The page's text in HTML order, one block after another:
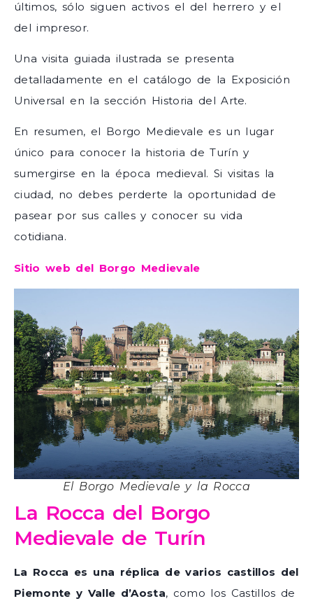
últimos, sólo siguen activos el del herrero y el
del impresor.
Una visita guiada ilustrada se presenta
detalladamente en el catálogo de la Exposición
Universal en la sección Historia del Arte.
En resumen, el Borgo Medievale es un lugar
único para conocer la historia de Turín y
sumergirse en la época medieval. Si visitas la
ciudad, no debes perderte la oportunidad de
pasear por sus calles y conocer su vida
cotidiana.
Sitio web del Borgo Medievale
El Borgo Medievale y la Rocca
La Rocca del Borgo
Medievale de Turín
La Rocca es una réplica de varios castillos del
Piemonte y Valle d’Aosta, como los Castillos de